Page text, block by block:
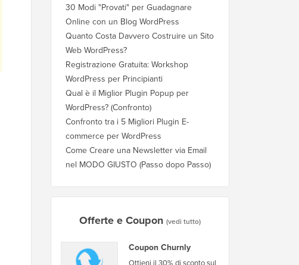
30 Modi "Provati" per Guadagnare
Online con un Blog WordPress
Quanto Costa Davvero Costruire un Sito
Web WordPress?
Registrazione Gratuita: Workshop
WordPress per Principianti
Qual è il Miglior Plugin Popup per
WordPress? (Confronto)
Confronto tra i 5 Migliori Plugin E-
commerce per WordPress
Come Creare una Newsletter via Email
nel MODO GIUSTO (Passo dopo Passo)
Offerte e Coupon (vedi tutto)
Coupon Churnly
Ottieni il 30% di sconto sul